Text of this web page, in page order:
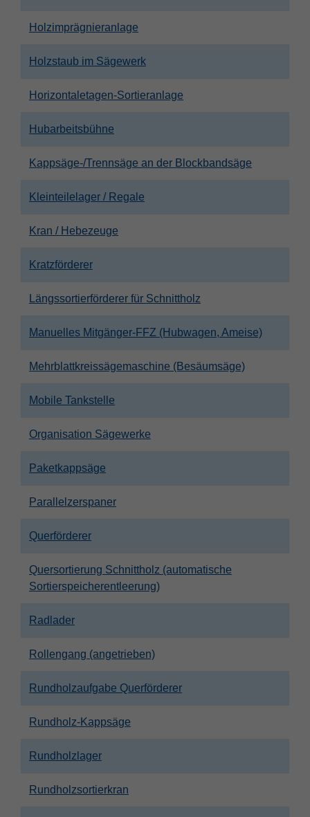
Holzimprägnieranlage
Holzstaub im Sägewerk
Horizontaletagen-Sortieranlage
Hubarbeitsbühne
Kappsäge-/Trennsäge an der Blockbandsäge
Kleinteilelager / Regale
Kran / Hebezeuge
Kratzförderer
Längssortierförderer für Schnittholz
Manuelles Mitgänger-FFZ (Hubwagen, Ameise)
Mehrblattkreissägemaschine (Besäumsäge)
Mobile Tankstelle
Organisation Sägewerke
Paketkappsäge
Parallelzerspaner
Querförderer
Quersortierung Schnittholz (automatische
Sortierspeicherentleerung)
Radlader
Rollengang (angetrieben)
Rundholzaufgabe Querförderer
Rundholz-Kappsäge
Rundholzlager
Rundholzsortierkran